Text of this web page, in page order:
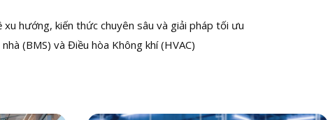
hướng, kiến thức chuyên sâu và giải pháp tối ưu
(BMS) và Điều hòa Không khí (HVAC)